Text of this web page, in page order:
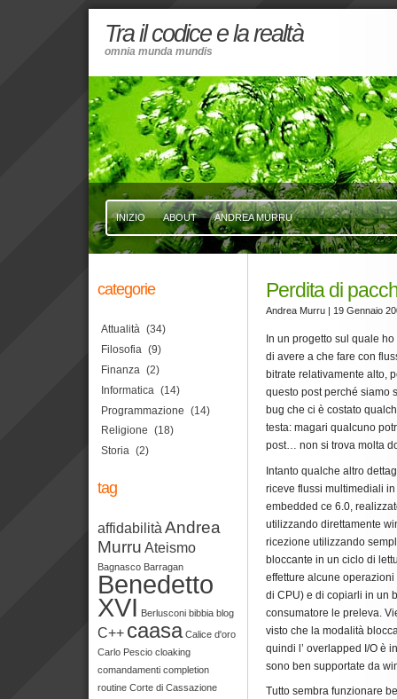
Tra il codice e la realtà
omnia munda mundis
INIZIO ABOUT ANDREA MURRU
Perdita di
Andrea Murru | 19 Gennaio
In un progetto sul quale
di avere a che fare con
bitrate relativamente alto,
questo post perché siamo
bug che ci è costato
testa: magari qualcuno
post… non si trova molta
Intanto qualche altro
riceve flussi multimediali
embedded ce 6.0,
utilizzando direttamente
ricezione utilizzando
bloccante in un ciclo di
effetture alcune
di CPU) e di copiarli in un
consumatore le preleva.
visto che la modalità
quindi l’ overlapped I/O è
sono ben supportate da
Tutto sembra funzionare
categorie
Attualità (34)
Filosofia (9)
Finanza (2)
Informatica (14)
Programmazione (14)
Religione (18)
Storia (2)
tag
affidabilità Andrea
Murru Ateismo
Bagnasco Barragan
Benedetto
XVI Berlusconi bibbia blog
C++ caasa Calice d'oro
Carlo Pescio cloaking
comandamenti completion
routine Corte di Cassazione